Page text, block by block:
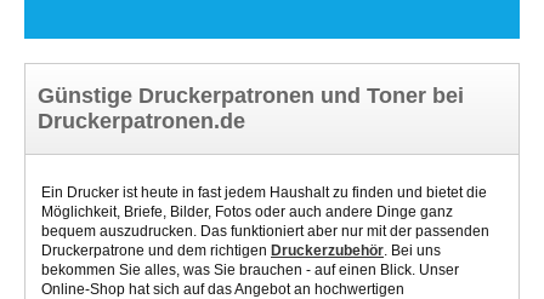
Günstige Druckerpatronen und Toner bei
Druckerpatronen.de
Ein Drucker ist heute in fast jedem Haushalt zu finden und bietet die
Möglichkeit, Briefe, Bilder, Fotos oder auch andere Dinge ganz
bequem auszudrucken. Das funktioniert aber nur mit der passenden
Druckerpatrone und dem richtigen Druckerzubehör. Bei uns
bekommen Sie alles, was Sie brauchen - auf einen Blick. Unser
Online-Shop hat sich auf das Angebot an hochwertigen